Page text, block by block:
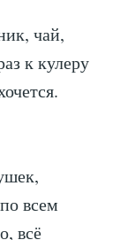
чай,
к кулеру
всем
всё